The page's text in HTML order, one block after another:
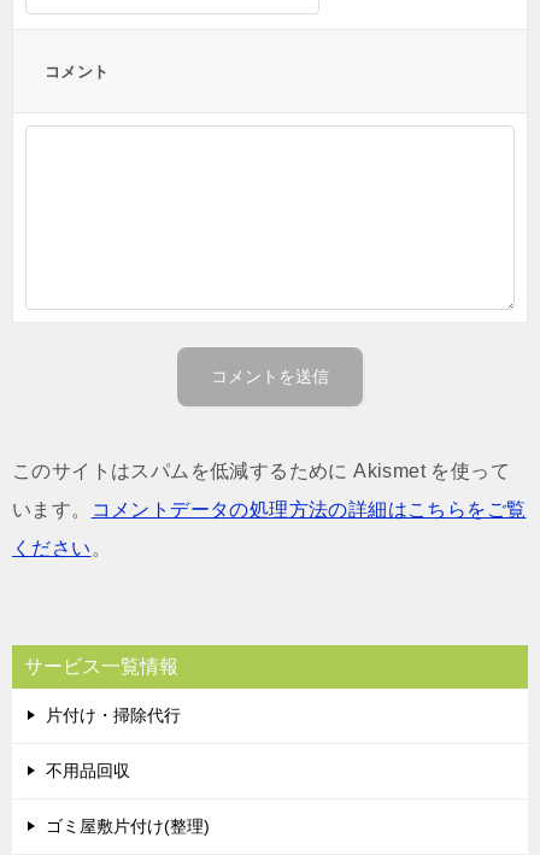
コメント
このサイトはスパムを低減するために Akismet を使って
います。
コメントデータの処理方法の詳細はこちらをご覧
ください 。
サービス一覧情報
片付け・掃除代行
不用品回収
ゴミ屋敷片付け(整理)